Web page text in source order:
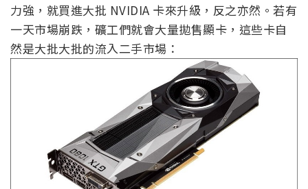
力強，就買進大批 NVIDIA 卡來升級，反之亦然。若有
一天市場崩跌，礦工們就會大量拋售顯卡，這些卡自
然是大批大批的流入二手市場：